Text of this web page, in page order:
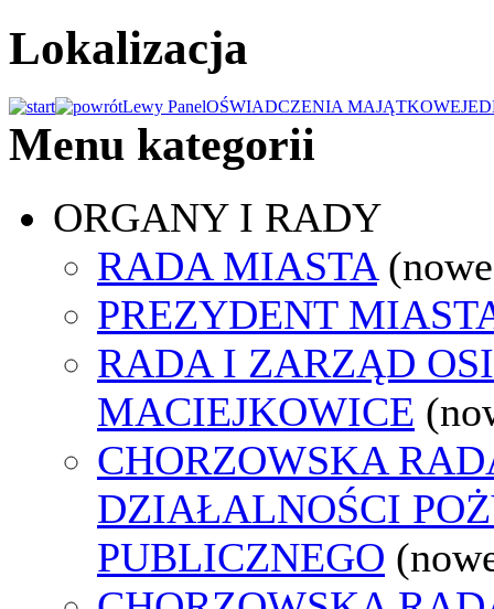
Lokalizacja
Lewy PanelOŚWIADCZENIA MAJĄTKOWE
Menu kategorii
ORGANY I RADY
RADA MIASTA
PREZYDENT
RADA I ZARZĄD
MACIEJKOWICE
CHORZOWSKA
DZIAŁALNOŚCI
PUBLICZNEGO